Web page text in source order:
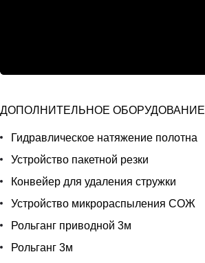
ДОПОЛНИТЕЛЬНОЕ ОБОРУДОВАНИЕ
Гидравлическое натяжение полотна
Устройство пакетной резки
Конвейер для удаления стружки
Устройство микрораспыления СОЖ
Рольганг приводной 3м
Рольганг 3м